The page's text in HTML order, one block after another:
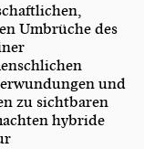
Umbrüche des
und
zu sichtbaren
hybride